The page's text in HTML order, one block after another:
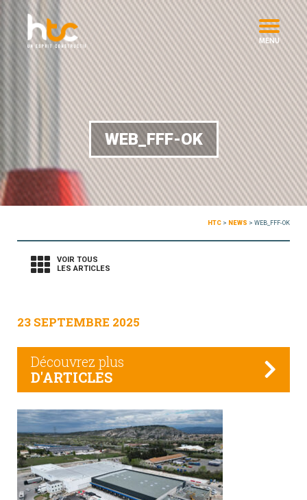
MENU
WEB_FFF-OK
HTC > NEWS > WEB_FFF-OK
VOIR TOUS
LES ARTICLES
23 SEPTEMBRE 2025
Découvrez plus
D'ARTICLES